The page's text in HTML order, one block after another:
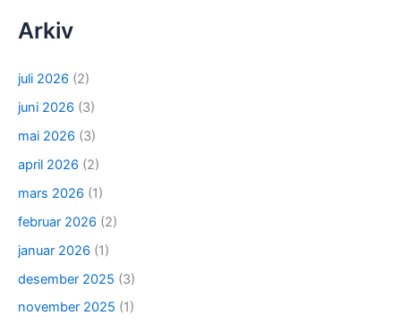
Arkiv
juli 2026 (2)
juni 2026 (3)
mai 2026 (3)
april 2026 (2)
mars 2026 (1)
februar 2026 (2)
januar 2026 (1)
desember 2025 (3)
november 2025 (1)